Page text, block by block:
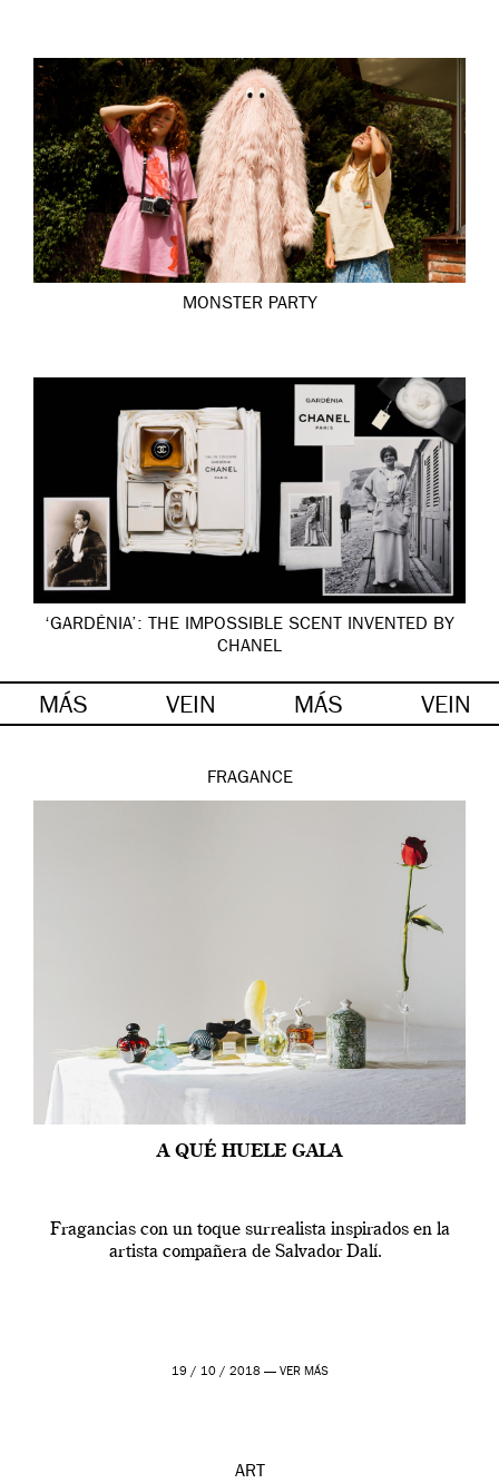
MONSTER PARTY
‘GARDÉNIA’: THE IMPOSSIBLE SCENT INVENTED BY
CHANEL
MÁS VEIN MÁS VEIN
FRAGANCE
A QUÉ HUELE GALA
Fragancias con un toque surrealista inspirados en la
artista compañera de Salvador Dalí.
19 / 10 / 2018 — VER MÁS
ART